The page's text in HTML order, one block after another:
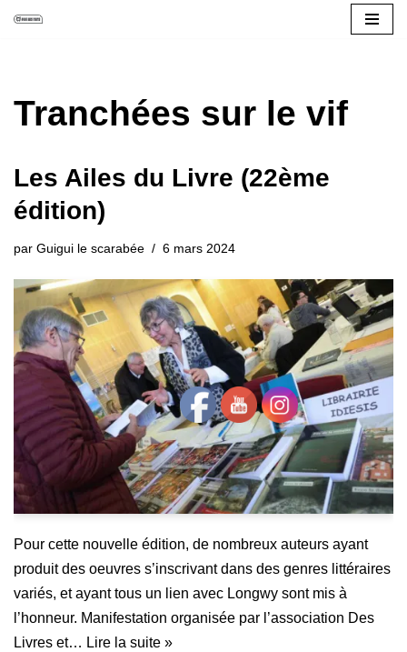
contenu
Tranchées sur le vif
Les Ailes du Livre (22ème
édition)
par Guigui le scarabée 6 mars 2024
Pour cette nouvelle édition, de nombreux auteurs ayant
produit des oeuvres s’inscrivant dans des genres littéraires
variés, et ayant tous un lien avec Longwy sont mis à
l’honneur. Manifestation organisée par l’association Des
Livres et… Lire la suite »